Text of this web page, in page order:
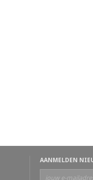
AANMELDEN